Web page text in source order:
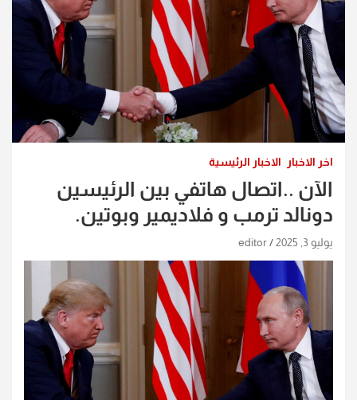
اخر الاخبار الاخبار الرئيسية
الآن ..اتصال هاتفي بين الرئيسين
دونالد ترمب و فلاديمير وبوتين.
يوليو 3, 2025 editor